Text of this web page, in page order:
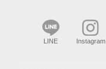
LINE Instagram